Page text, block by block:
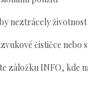
neztrácely životnost
čističce nebo
záložku INFO, kde